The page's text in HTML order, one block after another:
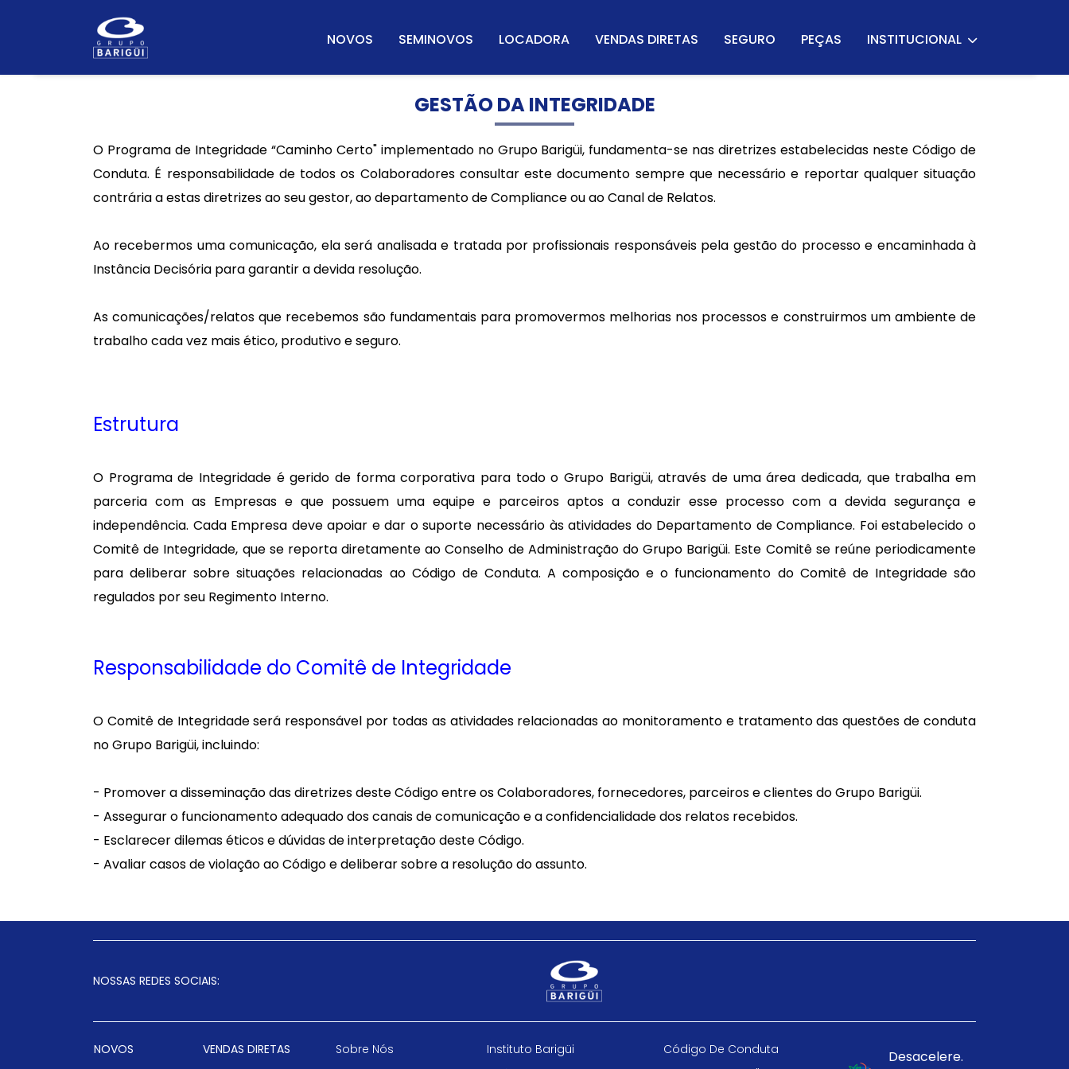
NOVOS SEMINOVOS LOCADORA VENDAS DIRETAS SEGURO PEÇAS INSTITUCIONAL
GESTÃO DA INTEGRIDADE
O Programa de Integridade “Caminho Certo" implementado no Grupo Barigüi, fundamenta-se nas diretrizes estabelecidas neste Código de
Conduta. É responsabilidade de todos os Colaboradores consultar este documento sempre que necessário e reportar qualquer situação
contrária a estas diretrizes ao seu gestor, ao departamento de Compliance ou ao Canal de Relatos.
Ao recebermos uma comunicação, ela será analisada e tratada por profissionais responsáveis pela gestão do processo e encaminhada à
Instância Decisória para garantir a devida resolução.
As comunicações/relatos que recebemos são fundamentais para promovermos melhorias nos processos e construirmos um ambiente de
trabalho cada vez mais ético, produtivo e seguro.
Estrutura
O Programa de Integridade é gerido de forma corporativa para todo o Grupo Barigüi, através de uma área dedicada, que trabalha em
parceria com as Empresas e que possuem uma equipe e parceiros aptos a conduzir esse processo com a devida segurança e
independência. Cada Empresa deve apoiar e dar o suporte necessário às atividades do Departamento de Compliance. Foi estabelecido o
Comitê de Integridade, que se reporta diretamente ao Conselho de Administração do Grupo Barigüi. Este Comitê se reúne periodicamente
para deliberar sobre situações relacionadas ao Código de Conduta. A composição e o funcionamento do Comitê de Integridade são
regulados por seu Regimento Interno.
Responsabilidade do Comitê de Integridade
O Comitê de Integridade será responsável por todas as atividades relacionadas ao monitoramento e tratamento das questões de conduta
no Grupo Barigüi, incluindo:
- Promover a disseminação das diretrizes deste Código entre os Colaboradores, fornecedores, parceiros e clientes do Grupo Barigüi.
- Assegurar o funcionamento adequado dos canais de comunicação e a confidencialidade dos relatos recebidos.
- Esclarecer dilemas éticos e dúvidas de interpretação deste Código.
- Avaliar casos de violação ao Código e deliberar sobre a resolução do assunto.
NOSSAS REDES SOCIAIS:
NOVOS
VENDAS DIRETAS
Sobre Nós
Instituto Barigüi
Código De Conduta
Desacelere.